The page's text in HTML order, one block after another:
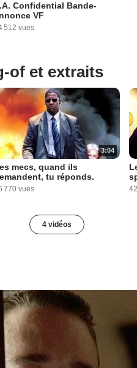
Confidential Bande-
VF
512 vues
of et extraits
3:04
mecs, quand ils
tu réponds.
770 vues
4 vidéos